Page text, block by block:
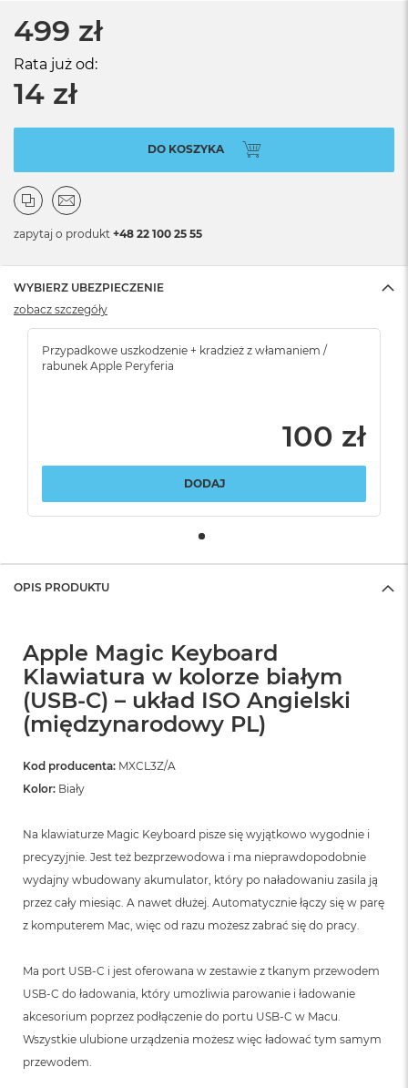
499 zł
Rata już od:
14 zł
DO KOSZYKA
zapytaj o produkt +48 22 100 25 55
WYBIERZ UBEZPIECZENIE
Przypadkowe uszkodzenie + kradzież z włamaniem /
rabunek Apple Peryferia
100 zł
DODAJ
zobacz szczegóły
OPIS PRODUKTU
Apple Magic Keyboard
Klawiatura w kolorze białym
(USB-C) – układ ISO Angielski
(międzynarodowy PL)
Kod producenta: MXCL3Z/A
Kolor: Biały
Na klawiaturze Magic Keyboard pisze się wyjątkowo wygodnie i
precyzyjnie. Jest też bezprzewodowa i ma nieprawdopodobnie
wydajny wbudowany akumulator, który po naładowaniu zasila ją
przez cały miesiąc. A nawet dłużej. Automatycznie łączy się w parę
z komputerem Mac, więc od razu możesz zabrać się do pracy.
Ma port USB‑C i jest oferowana w zestawie z tkanym przewodem
USB‑C do ładowania, który umożliwia parowanie i ładowanie
akcesorium poprzez podłączenie do portu USB‑C w Macu.
Wszystkie ulubione urządzenia możesz więc ładować tym samym
przewodem.